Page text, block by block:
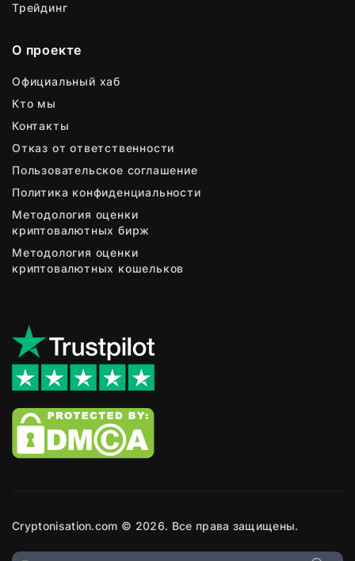
Трейдинг
О проекте
Официальный хаб
Кто мы
Контакты
Отказ от ответственности
Пользовательское соглашение
Политика конфиденциальности
Методология оценки
криптовалютных бирж
Методология оценки
криптовалютных кошельков
Cryptonisation.com © 2026. Все права защищены.